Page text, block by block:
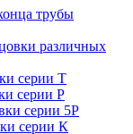
трубы
различных
серии Т
серии Р
серии 5Р
серии К